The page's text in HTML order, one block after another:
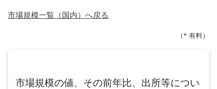
市場規模一覧（国内）へ戻る
（* 有料）
市場規模の値、その前年比、出所等につい